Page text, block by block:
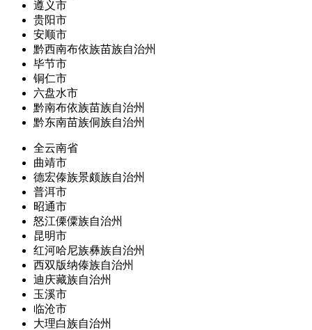
遵义市
贵阳市
安顺市
黔西南布依族苗族自治州
毕节市
铜仁市
六盘水市
黔南布依族苗族自治州
黔东南苗族侗族自治州
全云南省
曲靖市
德宏傣族景颇族自治州
普洱市
昭通市
怒江傈僳族自治州
昆明市
红河哈尼族彝族自治州
西双版纳傣族自治州
迪庆藏族自治州
玉溪市
临沧市
大理白族自治州